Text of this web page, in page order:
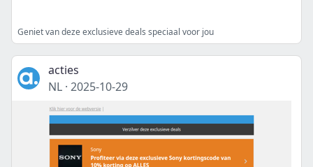
Geniet van deze exclusieve deals speciaal voor jou
acties
NL · 2025-10-29